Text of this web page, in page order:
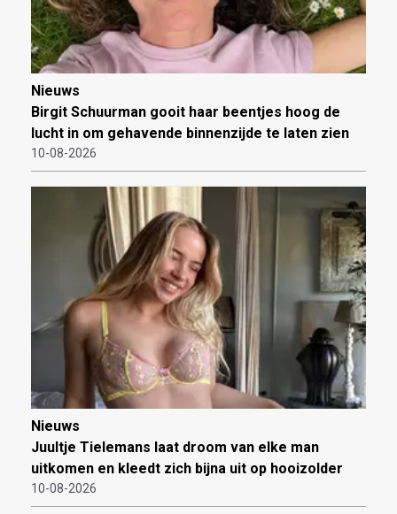
Nieuws
Birgit Schuurman gooit haar beentjes hoog de
lucht in om gehavende binnenzijde te laten zien
10-08-2026
Nieuws
Juultje Tielemans laat droom van elke man
uitkomen en kleedt zich bijna uit op hooizolder
10-08-2026